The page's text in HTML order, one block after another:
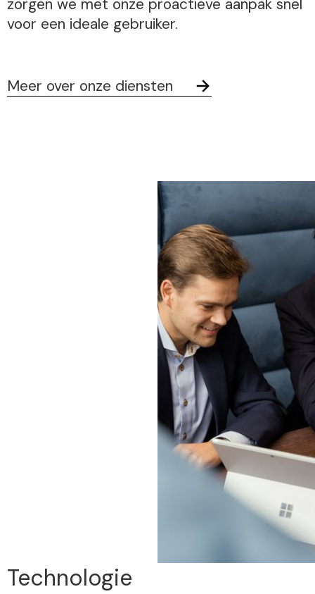
zorgen we met onze proactieve aanpak snel
voor een ideale gebruiker.
Meer over onze diensten
Technologie